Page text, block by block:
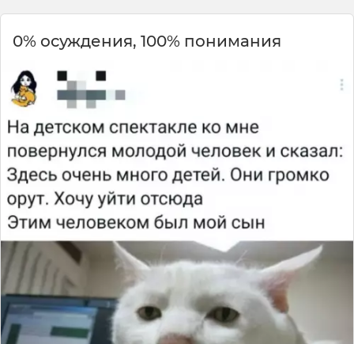
0% осуждения, 100% понимания